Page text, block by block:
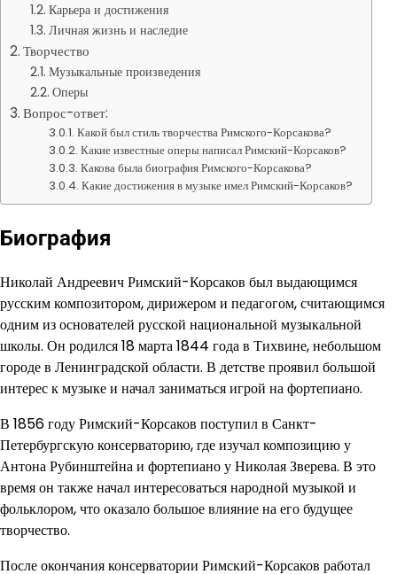
Карьера и достижения
Личная жизнь и наследие
Творчество
Музыкальные произведения
Оперы
Вопрос-ответ:
Какой был стиль творчества Римского-Корсакова?
Какие известные оперы написал Римский-Корсаков?
Какова была биография Римского-Корсакова?
Какие достижения в музыке имел Римский-Корсаков?
Биография
Николай Андреевич Римский-Корсаков был выдающимся
русским композитором, дирижером и педагогом, считающимся
одним из основателей русской национальной музыкальной
школы. Он родился 18 марта 1844 года в Тихвине, небольшом
городе в Ленинградской области. В детстве проявил большой
интерес к музыке и начал заниматься игрой на фортепиано.
В 1856 году Римский-Корсаков поступил в Санкт-
Петербургскую консерваторию, где изучал композицию у
Антона Рубинштейна и фортепиано у Николая Зверева. В это
время он также начал интересоваться народной музыкой и
фольклором, что оказало большое влияние на его будущее
творчество.
После окончания консерватории Римский-Корсаков работал